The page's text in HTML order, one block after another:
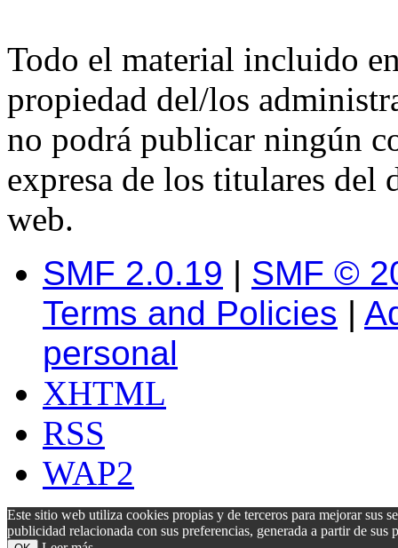
Todo el material incluido
propiedad del/los
no podrá publicar ningún
expresa de los titulares del
web.
SMF 2.0.19 | SMF ©
Terms and Policies |
personal
XHTML
RSS
WAP2
Este sitio web utiliza cookies propias y de terceros para mejorar sus
publicidad relacionada con sus preferencias, generada a partir de